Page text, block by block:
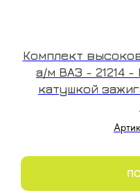
Комплект
а/м ВАЗ - 21214
катушкой